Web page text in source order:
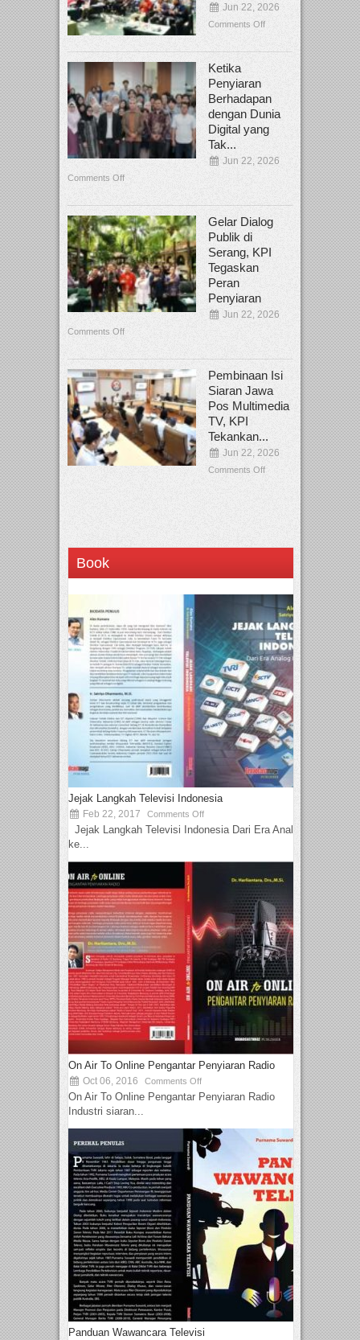
Jun 22, 2026
Comments Off
Ketika
Penyiaran
Berhadapan
dengan Dunia
Digital yang
Tak...
Jun 22, 2026
Comments Off
Gelar Dialog
Publik di
Serang, KPI
Tegaskan
Peran
Penyiaran
Jun 22, 2026
Comments Off
Pembinaan Isi
Siaran Jawa
Pos Multimedia
TV, KPI
Tekankan...
Jun 22, 2026
Comments Off
Book
Jejak Langkah Televisi Indonesia
Feb 22, 2017 Comments Off
Jejak Langkah Televisi Indonesia Dari Era Analog
ke...
On Air To Online Pengantar Penyiaran Radio
Oct 06, 2016 Comments Off
On Air To Online Pengantar Penyiaran Radio
Industri siaran...
Panduan Wawancara Televisi